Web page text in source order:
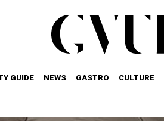
GUIDE NEWS GASTRO CULTURE